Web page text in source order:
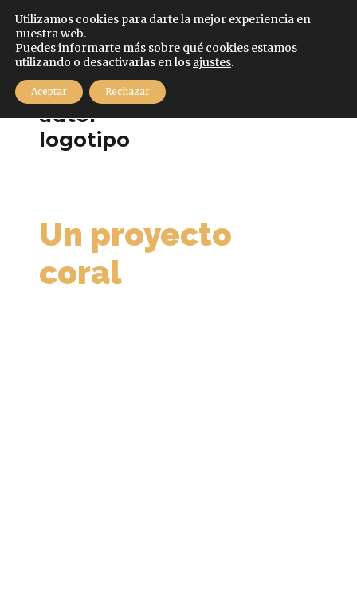
Un proyecto
coral
Español
Utilizamos cookies para darte la mejor experiencia en
nuestra web.
Puedes informarte más sobre qué cookies estamos
utilizando o desactivarlas en los ajustes.
Aceptar Rechazar